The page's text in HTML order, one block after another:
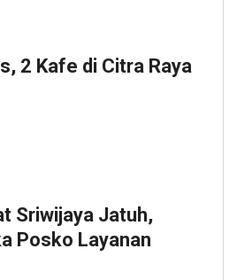
2 Kafe di Citra Raya
Sriwijaya Jatuh,
Posko Layanan